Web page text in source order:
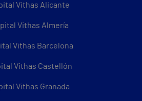
Vithas Alicante
Vithas Almería
Vithas Barcelona
Vithas Castellón
Vithas Granada